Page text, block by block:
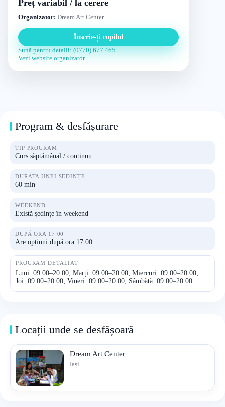
Preț variabil / la cerere
Organizator: Dream Art Center
Înscrie-ți copilul
Sună pentru detalii: (0770) 677 465
Vezi website organizator
Program & desfășurare
TIP PROGRAM
Curs săptămânal / continuu
DURATA UNEI ȘEDINȚE
60 min
WEEKEND
Există ședințe în weekend
DUPĂ ORA 17:00
Are opțiuni după ora 17:00
PROGRAM DETALIAT
Luni: 09:00–20:00; Marți: 09:00–20:00; Miercuri: 09:00–20:00;
Joi: 09:00–20:00; Vineri: 09:00–20:00; Sâmbătă: 09:00–20:00
Locații unde se desfășoară
Dream Art Center
Iași